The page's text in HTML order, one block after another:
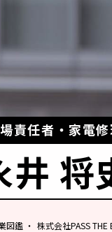
責任者・家電
井 将
図鑑 株式会社PASS THE